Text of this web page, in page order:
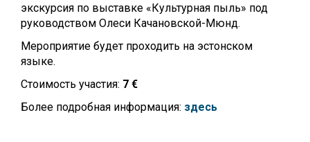
экскурсия по выставке «Культурная пыль» под
руководством Олеси Качановской-Мюнд.
Мероприятие будет проходить на эстонском
языке.
Стоимость участия: 7 €
Более подробная информация: здесь